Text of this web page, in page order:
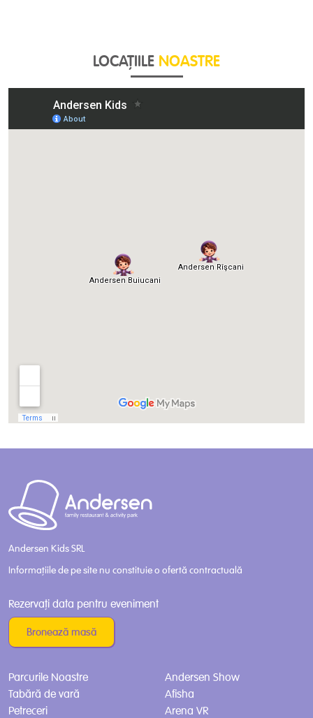
LOCAȚIILE NOASTRE
Andersen Kids SRL
Informațiile de pe site nu constituie o ofertă contractuală
Rezervați data pentru eveniment
Bronează masă
Parcurile Noastre
Tabără de vară
Petreceri
Andersen Show
Afisha
Arena VR